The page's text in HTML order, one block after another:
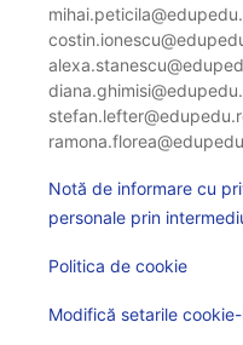
Notă de informare cu
personale prin
Politica de cookie
Modifică setarile